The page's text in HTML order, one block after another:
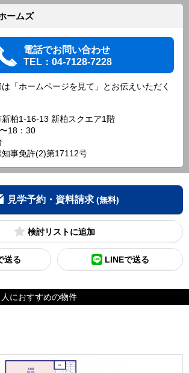
ームズ
電話でお問い合わせ
TEL：04-7128-7228
「ホームページを見て」とお伝えいただく
柏1-16-13 新柏スクエア1階
18：30
事免許(2)第17112号
見学予約・資料請求 (無料)
検討リスト
送る LINEで送る
におすすめの物件